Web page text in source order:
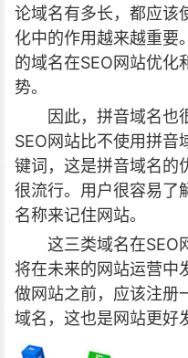
论域名有多长，都应该
化中的作用越来越重要
的域名在SEO网站优化
势。
因此，拼音域名也
SEO网站比不使用拼音
键词，这是拼音域名的
很流行。用户很容易了
名称来记住网站。
这三类域名在SEO
将在未来的网站运营中
做网站之前，应该注册
域名，这也是网站更好